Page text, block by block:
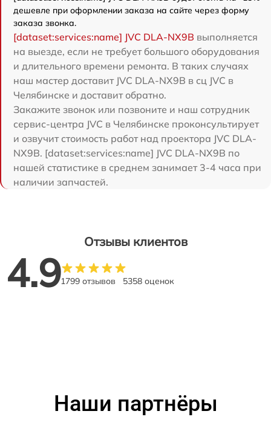
дешевле при оформлении заказа на сайте через форму
заказа звонка.
[dataset:services:name] JVC DLA-NX9B выполняется
на выезде, если не требует большого оборудования
и длительного времени ремонта. В таких случаях
наш мастер доставит JVC DLA-NX9B в сц JVC в
Челябинске и доставит обратно.
Закажите звонок или позвоните и наш сотрудник
сервис-центра JVC в Челябинске проконсультирует
и озвучит стоимость работ над проектора JVC DLA-
NX9B. [dataset:services:name] JVC DLA-NX9B по
нашей статистике в среднем занимает 3-4 часа при
наличии запчастей.
Отзывы клиентов
4.91799 отзывов 5358 оценок
Наши партнёры